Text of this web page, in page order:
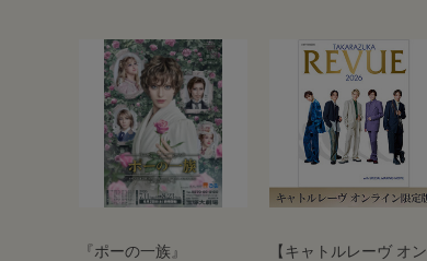
『ポーの一族』
【キャトルレーヴ オン